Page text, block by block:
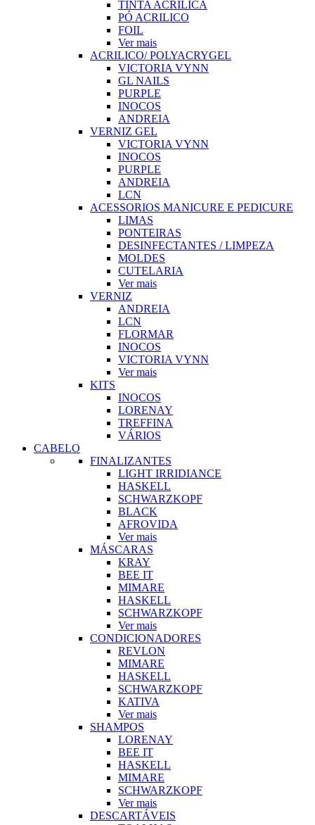
TINTA ACRILICA
PÓ ACRILICO
FOIL
Ver mais
ACRILICO/ POLYACRYGEL
VICTORIA VYNN
GL NAILS
PURPLE
INOCOS
ANDREIA
VERNIZ GEL
VICTORIA VYNN
INOCOS
PURPLE
ANDREIA
LCN
ACESSORIOS MANICURE E PEDICURE
LIMAS
PONTEIRAS
DESINFECTANTES / LIMPEZA
MOLDES
CUTELARIA
Ver mais
VERNIZ
ANDREIA
LCN
FLORMAR
INOCOS
VICTORIA VYNN
Ver mais
KITS
INOCOS
LORENAY
TREFFINA
VÁRIOS
CABELO
FINALIZANTES
LIGHT IRRIDIANCE
HASKELL
SCHWARZKOPF
BLACK
AFROVIDA
Ver mais
MÁSCARAS
KRAY
BEE IT
MIMARE
HASKELL
SCHWARZKOPF
Ver mais
CONDICIONADORES
REVLON
MIMARE
HASKELL
SCHWARZKOPF
KATIVA
Ver mais
SHAMPOS
LORENAY
BEE IT
HASKELL
MIMARE
SCHWARZKOPF
Ver mais
DESCARTÁVEIS